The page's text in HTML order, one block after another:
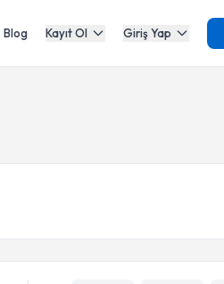
Blog Kayıt Ol Giriş Yap